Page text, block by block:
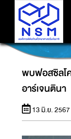
พบฟอสซิลโ
พบฟอสซิลโค
อาร์เจนตินา
13 มิ.ย. 2567